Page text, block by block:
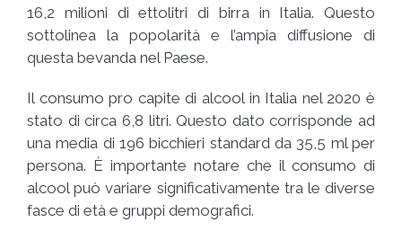
16,2 milioni di ettolitri di birra in Italia. Questo
sottolinea la popolarità e l’ampia diffusione di
questa bevanda nel Paese.
Il consumo pro capite di alcool in Italia nel 2020 è
stato di circa 6,8 litri. Questo dato corrisponde ad
una media di 196 bicchieri standard da 35,5 ml per
persona. È importante notare che il consumo di
alcool può variare significativamente tra le diverse
fasce di età e gruppi demografici.